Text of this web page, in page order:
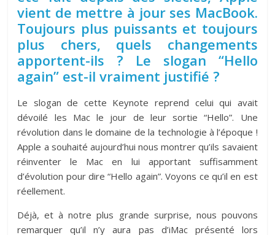
vient de mettre à jour ses MacBook.
Toujours plus puissants et toujours
plus chers, quels changements
apportent-ils ? Le slogan “Hello
again” est-il vraiment justifié ?
Le slogan de cette Keynote reprend celui qui avait
dévoilé les Mac le jour de leur sortie “Hello”. Une
révolution dans le domaine de la technologie à l’époque !
Apple a souhaité aujourd’hui nous montrer qu’ils savaient
réinventer le Mac en lui apportant suffisamment
d’évolution pour dire “Hello again”. Voyons ce qu’il en est
réellement.
Déjà, et à notre plus grande surprise, nous pouvons
remarquer qu’il n’y aura pas d’iMac présenté lors